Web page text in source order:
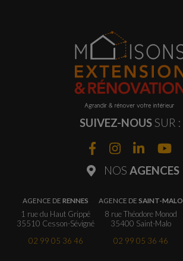
SUIVEZ-NOUSSUR :
NOS AGENCES
AGENCE DERENNES
1 rue du Haut Grippé
35510 Cesson-Sévigné
02 99 05 36 46
AGENCE DE SAINT-MALO
8 rue Théodore Monod
35400 Saint-Malo
02 99 05 36 46